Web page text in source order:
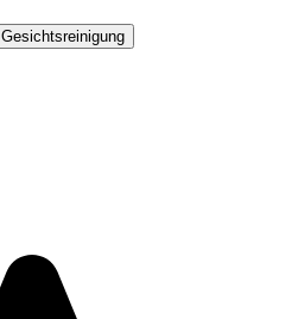
Gesichtsreinigung